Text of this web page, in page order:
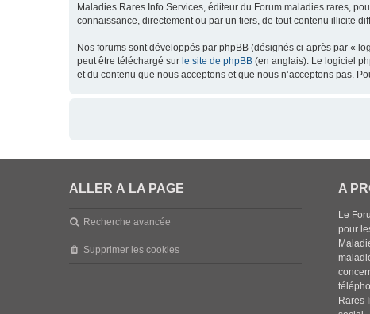
Maladies Rares Info Services, éditeur du Forum maladies rares,
connaissance, directement ou par un tiers, de tout contenu illicite
Nos forums sont développés par phpBB (désignés ci-après par «
peut être téléchargé sur le site de phpBB (en anglais). Le logiciel
et du contenu que nous acceptons et que nous n’acceptons pas.
ALLER À LA PAGE
Recherche avancée
Supprimer les cookies
A
Le
pour
Rares